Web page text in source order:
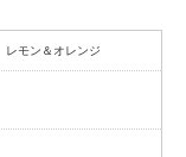
モン＆オレンジ